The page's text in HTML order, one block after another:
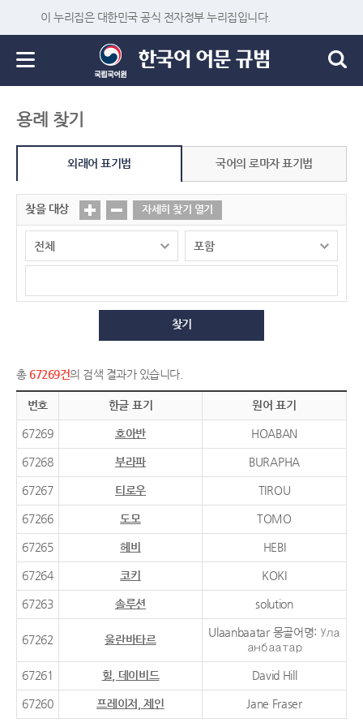
이 누리집은 대한민국 공식 전자정부 누리집입니다.
용례 찾기
외래어 표기법 국어의 로마자 표기법
찾을 대상 자세히 찾기 열기
찾기
총 67269건의 검색 결과가 있습니다.
번호 한글 표기 원어 표기
67269 호아반 HOABAN
67268 부라파 BURAPHA
67267 티로우 TIROU
67266 도모 TOMO
67265 헤비 HEBI
67264 코키 KOKI
67263 솔루션 solution
67262 울란바타르
Ulaanbaatar 몽골어명: Ула
анбаатар
67261 힐, 데이비드 David Hill
67260 프레이저, 제인 Jane Fraser